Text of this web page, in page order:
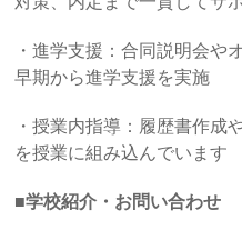
・進学支援：合同説明会や
早期から進学支援を実施
・授業内指導：履歴書作成
を授業に組み込んでいます
■学校紹介・お問い合わせ